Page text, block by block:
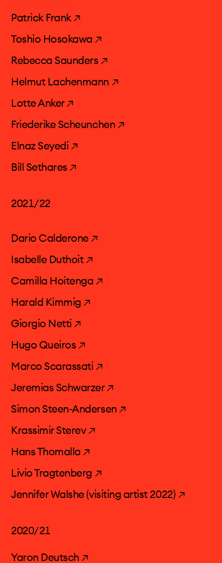
Patrick Frank ↗
Toshio Hosokawa ↗
Rebecca Saunders ↗
Helmut Lachenmann ↗
Lotte Anker ↗
Friederike Scheunchen ↗
Elnaz Seyedi ↗
Bill Sethares ↗
2021/22
Dario Calderone ↗
Isabelle Duthoit ↗
Camilla Hoitenga ↗
Harald Kimmig ↗
Giorgio Netti ↗
Hugo Queiros ↗
Marco Scarassati ↗
Jeremias Schwarzer ↗
Simon Steen-Andersen ↗
Krassimir Sterev ↗
Hans Thomalla ↗
Livio Tragtenberg ↗
Jennifer Walshe (visiting artist 2022) ↗
2020/21
Yaron Deutsch ↗